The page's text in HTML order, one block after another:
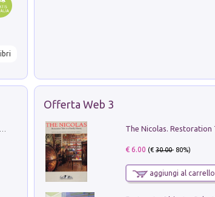
Offerta Web 3
€ 6.00 (€30.00- 80%)
aggiungi al carrello